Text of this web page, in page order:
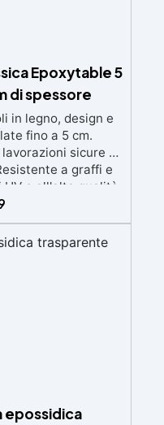
Epoxytable 5
di spessore
in legno, design e
fino a 5 cm.
sicure e
a graffi e
e all'alta qualità
per eliminare bolle
Sicura, atossica,
per il contatto
pelle.
epossidica